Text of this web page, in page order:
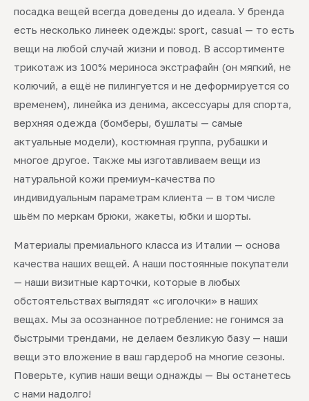
посадка вещей всегда доведены до идеала. У бренда
есть несколько линеек одежды: sport, casual — то есть
вещи на любой случай жизни и повод. В ассортименте
трикотаж из 100% мериноса экстрафайн (он мягкий, не
колючий, а ещё не пилингуется и не деформируется со
временем), линейка из денима, аксессуары для спорта,
верхняя одежда (бомберы, бушлаты — самые
актуальные модели), костюмная группа, рубашки и
многое другое. Также мы изготавливаем вещи из
натуральной кожи премиум-качества по
индивидуальным параметрам клиента — в том числе
шьём по меркам брюки, жакеты, юбки и шорты.
Материалы премиального класса из Италии — основа
качества наших вещей. А наши постоянные покупатели
— наши визитные карточки, которые в любых
обстоятельствах выглядят «с иголочки» в наших
вещах. Мы за осознанное потребление: не гонимся за
быстрыми трендами, не делаем безликую базу — наши
вещи это вложение в ваш гардероб на многие сезоны.
Поверьте, купив наши вещи однажды — Вы останетесь
с нами надолго!